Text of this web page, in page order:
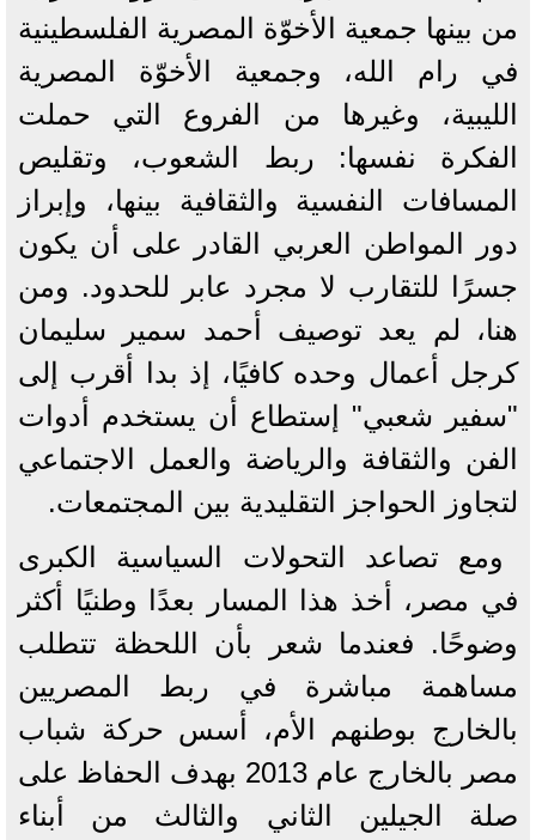
من بينها جمعية الأخوّة المصرية الفلسطينية
في رام الله، وجمعية الأخوّة المصرية
الليبية، وغيرها من الفروع التي حملت
الفكرة نفسها: ربط الشعوب، وتقليص
المسافات النفسية والثقافية بينها، وإبراز
دور المواطن العربي القادر على أن يكون
جسرًا للتقارب لا مجرد عابر للحدود. ومن
هنا، لم يعد توصيف أحمد سمير سليمان
كرجل أعمال وحده كافيًا، إذ بدا أقرب إلى
"سفير شعبي" إستطاع أن يستخدم أدوات
الفن والثقافة والرياضة والعمل الاجتماعي
لتجاوز الحواجز التقليدية بين المجتمعات.
ومع تصاعد التحولات السياسية الكبرى
في مصر، أخذ هذا المسار بعدًا وطنيًا أكثر
وضوحًا. فعندما شعر بأن اللحظة تتطلب
مساهمة مباشرة في ربط المصريين
بالخارج بوطنهم الأم، أسس حركة شباب
مصر بالخارج عام 2013 بهدف الحفاظ على
صلة الجيلين الثاني والثالث من أبناء